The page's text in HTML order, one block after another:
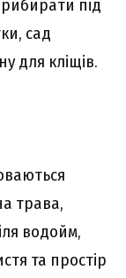
під
сад
для кліщів.
трава,
водойм,
та простір